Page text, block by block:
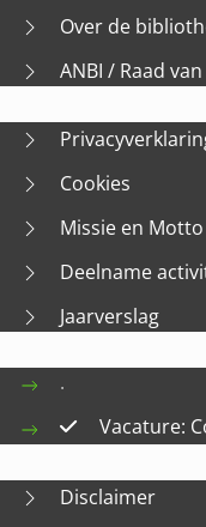
Over de
ANBI / Raad
Cookies
Missie en Motto
Deelname
Jaarverslag
.
Vacature:
Disclaimer